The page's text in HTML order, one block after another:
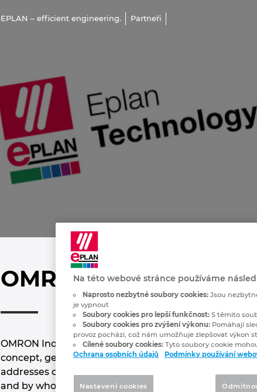
EPLAN – efficient engineering. Partneři
OMRON
OMRON Industrial Automation, powered by the
concept, generates value by solving manufacturing
addresses changes in what products are
and by whom they need to be manufactured. We
Na této webové stránce používáme
Naprosto nezbytné soubory cookies: Jsou
je vypnout
Soubory cookies pro lepší funkčnost: S těmito
Soubory cookies pro zvýšení výkonu: Pomáhají
provoz pochází, což nám umožňuje zlepšovat výkon
Cílené soubory cookies: Tyto soubory cookie
Ochrana osobních údajů
Podmínky používání
Nastavení cookies